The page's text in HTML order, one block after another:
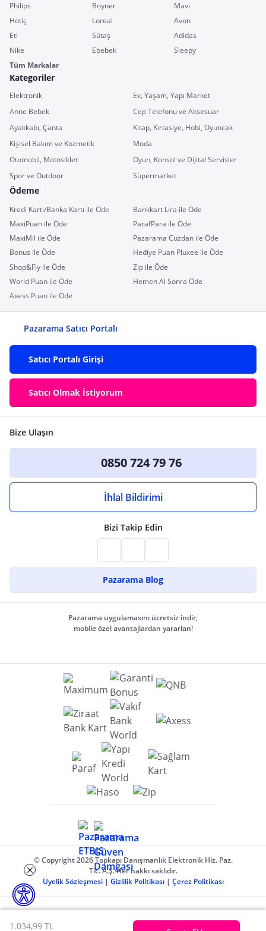
1.034,99 TL
Philips
Boyner
Mavi
Hotiç
Loreal
Avon
Eti
Sütaş
Adidas
Nike
Ebebek
Sleepy
Tüm Markalar
Kategoriler
Elektronik
Ev, Yaşam, Yapı Market
Anne Bebek
Cep Telefonu ve Aksesuar
Ayakkabı, Çanta
Kitap, Kırtasiye, Hobi, Oyuncak
Kişisel Bakım ve Kozmetik
Moda
Otomobil, Motosiklet
Oyun, Konsol ve Dijital Servisler
Spor ve Outdoor
Süpermarket
Ödeme
Kredi Kartı/Banka Kartı ile Öde
Bankkart Lira ile Öde
MaxiPuan ile Öde
ParafPara ile Öde
MaxiMil ile Öde
Pazarama Cüzdan ile Öde
Bonus ile Öde
Hediye Puan Pluxee ile Öde
Shop&Fly ile Öde
Zip ile Öde
World Puan ile Öde
Hemen Al Sonra Öde
Axess Puan ile Öde
Pazarama Satıcı Portalı
Satıcı Portalı Girişi
Satıcı Olmak İstiyorum
Bize Ulaşın
0850 724 79 76
İhlal Bildirimi
Bizi Takip Edin
Pazarama Blog
Pazarama uygulamasını ücretsiz indir,
mobile özel avantajlardan yararlan!
© Copyright 2026 Topkapı Danışmanlık Elektronik Hiz. Paz.
Tic. A.Ş. Her hakkı saklıdır.
Üyelik Sözleşmesi | Gizlilik Politikası | Çerez Politikası